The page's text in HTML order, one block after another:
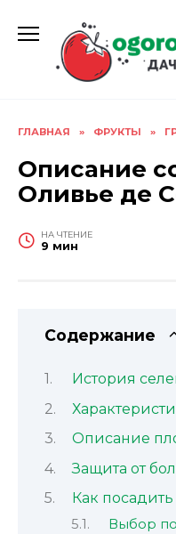
содержанию
ГЛАВНАЯ » ФРУКТЫ »
Описание
Оливье де
НА ЧТЕНИЕ
9 мин
Содержание
История
Описание
Защита от
Как
Выбор